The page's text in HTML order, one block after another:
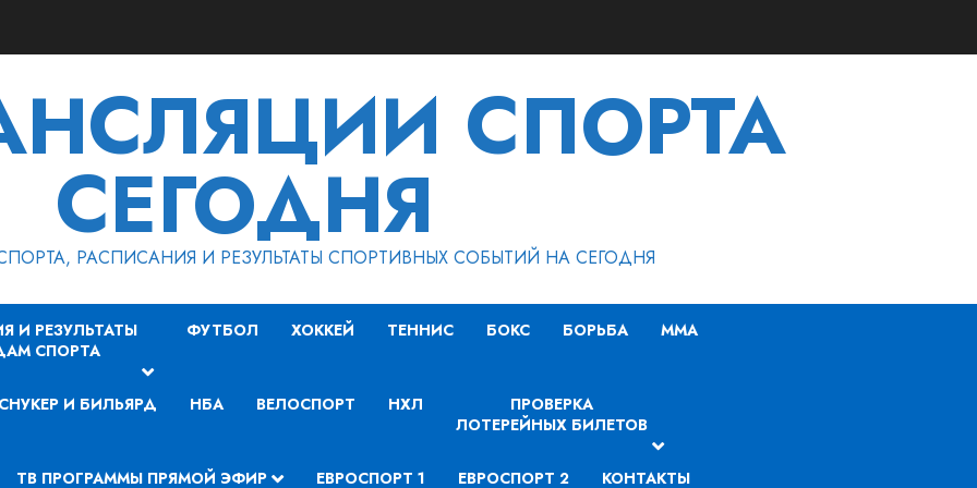
СПОРТА
СЕГОДНЯ
РАСПИСАНИЯ И РЕЗУЛЬТАТЫ СПОРТИВНЫХ СОБЫТИЙ НА СЕГОДНЯ
И РЕЗУЛЬТАТЫ
СПОРТА
ФУТБОЛ ХОККЕЙ ТЕННИС БОКС БОРЬБА MMA
СНУКЕР И БИЛЬЯРД НБА ВЕЛОСПОРТ НХЛ
ПРОВЕРКА
ЛОТЕРЕЙНЫХ БИЛЕТОВ
ТВ ПРОГРАММЫ ПРЯМОЙ ЭФИР ЕВРОСПОРТ 1 ЕВРОСПОРТ 2 КОНТАКТЫ